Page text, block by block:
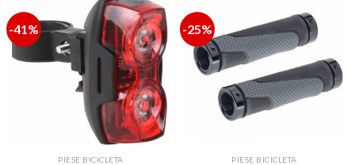
-41%
PIESE BICICLETA
-25%
PIESE BICICLETA